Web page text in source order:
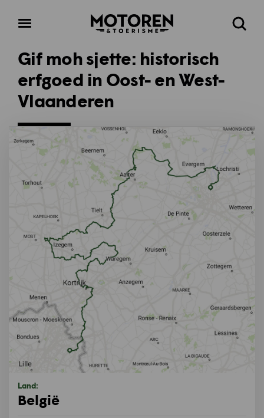
Open
Homepage Zoeken
Gif moh sjette: historisch
erfgoed in Oost- en West-
Vlaanderen
Land:
België